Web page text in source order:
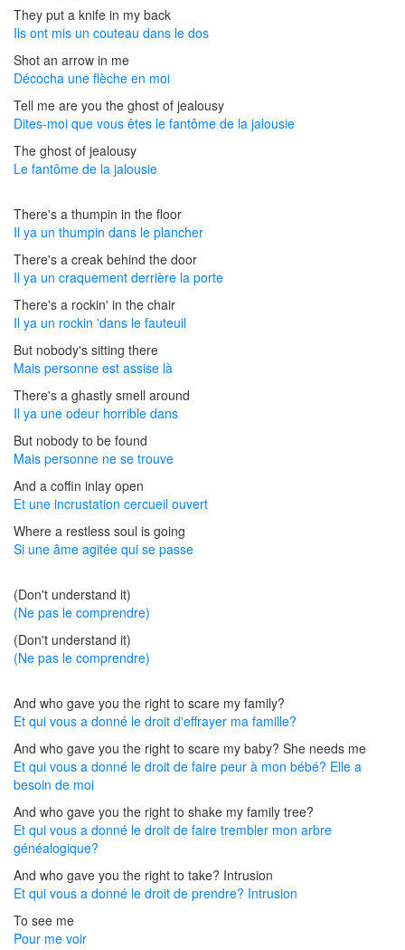
They put a knife in my back
Ils ont mis un couteau dans le dos
Shot an arrow in me
Décocha une flèche en moi
Tell me are you the ghost of jealousy
Dites-moi que vous êtes le fantôme de la jalousie
The ghost of jealousy
Le fantôme de la jalousie
There's a thumpin in the floor
Il ya un thumpin dans le plancher
There's a creak behind the door
Il ya un craquement derrière la porte
There's a rockin' in the chair
Il ya un rockin 'dans le fauteuil
But nobody's sitting there
Mais personne est assise là
There's a ghastly smell around
Il ya une odeur horrible dans
But nobody to be found
Mais personne ne se trouve
And a coffin inlay open
Et une incrustation cercueil ouvert
Where a restless soul is going
Si une âme agitée qui se passe
(Don't understand it)
(Ne pas le comprendre)
(Don't understand it)
(Ne pas le comprendre)
And who gave you the right to scare my family?
Et qui vous a donné le droit d'effrayer ma famille?
And who gave you the right to scare my baby? She needs me
Et qui vous a donné le droit de faire peur à mon bébé? Elle a
besoin de moi
And who gave you the right to shake my family tree?
Et qui vous a donné le droit de faire trembler mon arbre
généalogique?
And who gave you the right to take? Intrusion
Et qui vous a donné le droit de prendre? Intrusion
To see me
Pour me voir